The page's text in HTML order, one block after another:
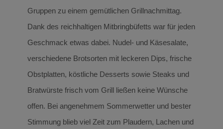
Gruppen zu einem gemütlichen Grillnachmittag.
Dank des reichhaltigen Mitbringbüfetts war für jeden
Geschmack etwas dabei. Nudel- und Käsesalate,
verschiedene Brotsorten mit leckeren Dips, frische
Obstplatten, köstliche Desserts sowie Steaks und
Bratwürste frisch vom Grill ließen keine Wünsche
offen. Bei angenehmem Sommerwetter und bester
Stimmung blieb viel Zeit zum Plaudern, Lachen und